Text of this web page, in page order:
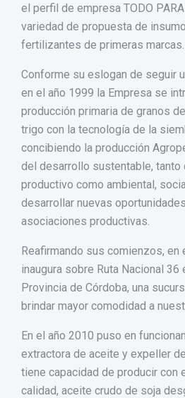
el perfil de empresa TODO PARA
variedad de propuesta de
fertilizantes de primeras marcas.
Conforme su eslogan de seguir
en el año 1999 la Empresa se
producción primaria de granos
trigo con la tecnología de la
concibiendo la producción
del desarrollo sustentable, tanto
productivo como ambiental,
desarrollar nuevas
asociaciones productivas.
Reafirmando sus comienzos, en
inaugura sobre Ruta Nacional 36
Provincia de Córdoba, una
brindar mayor comodidad a
En el año 2010 puso en
extractora de aceite y expeller
tiene capacidad de producir con
calidad, aceite crudo de soja